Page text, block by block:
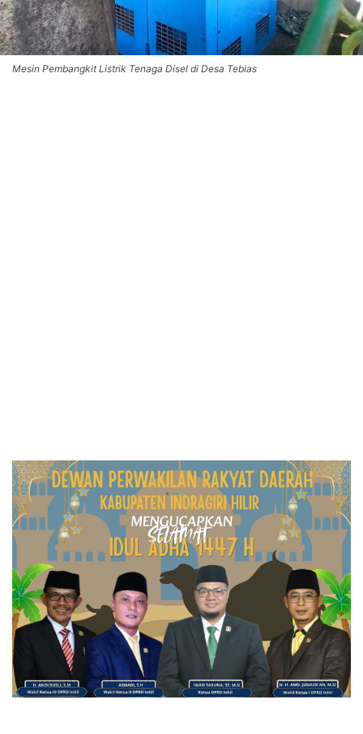
Mesin Pembangkit Listrik Tenaga Disel di Desa Tebias